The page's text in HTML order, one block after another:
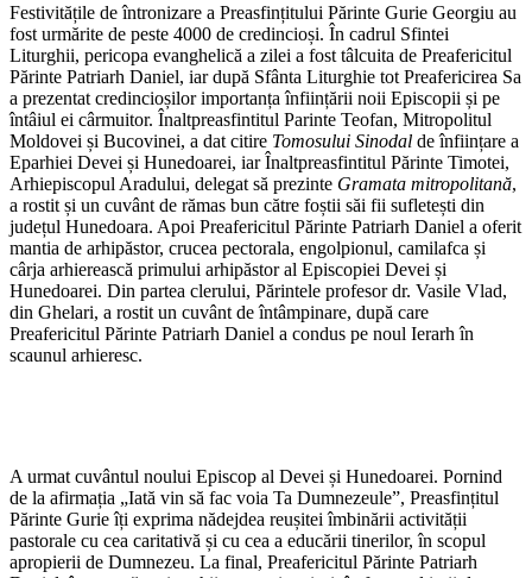
Festivitățile de întronizare a Preasfințitului Părinte Gurie Georgiu au
fost urmărite de peste 4000 de credincioși. În cadrul Sfintei
Liturghii, pericopa evanghelică a zilei a fost tâlcuita de Preafericitul
Părinte Patriarh Daniel, iar după Sfânta Liturghie tot Preafericirea Sa
a prezentat credincioșilor importanța înființării noii Episcopii și pe
întâiul ei cârmuitor. Înaltpreasfintitul Parinte Teofan, Mitropolitul
Moldovei și Bucovinei, a dat citire Tomosului Sinodal de înființare a
Eparhiei Devei și Hunedoarei, iar Înaltpreasfintitul Părinte Timotei,
Arhiepiscopul Aradului, delegat să prezinte Gramata mitropolitană,
a rostit și un cuvânt de rămas bun către foștii săi fii sufletești din
județul Hunedoara. Apoi Preafericitul Părinte Patriarh Daniel a oferit
mantia de arhipăstor, crucea pectorala, engolpionul, camilafca și
cârja arhierească primului arhipăstor al Episcopiei Devei și
Hunedoarei. Din partea clerului, Părintele profesor dr. Vasile Vlad,
din Ghelari, a rostit un cuvânt de întâmpinare, după care
Preafericitul Părinte Patriarh Daniel a condus pe noul Ierarh în
scaunul arhieresc.
A urmat cuvântul noului Episcop al Devei și Hunedoarei. Pornind
de la afirmația „Iată vin să fac voia Ta Dumnezeule”, Preasfințitul
Părinte Gurie îți exprima nădejdea reușitei îmbinării activității
pastorale cu cea caritativă și cu cea a educării tinerilor, în scopul
apropierii de Dumnezeu. La final, Preafericitul Părinte Patriarh